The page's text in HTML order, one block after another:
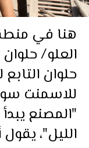
هنا في
العلو/
حلوان
للاسمنت
"المصنع
الليل"،